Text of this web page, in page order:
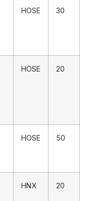
HOSE 30
HOSE 20
HOSE 50
HNX 20